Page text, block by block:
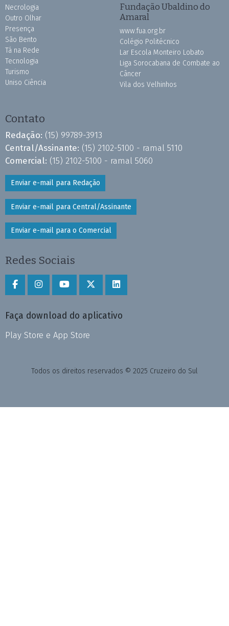
Necrologia
Outro Olhar
Presença
São Bento
Tá na Rede
Tecnologia
Turismo
Uniso Ciência
Fundação Ubaldino do
Amaral
www.fua.org.br
Colégio Politécnico
Lar Escola Monteiro Lobato
Liga Sorocabana de Combate ao
Câncer
Vila dos Velhinhos
Contato
Redação: (15) 99789-3913
Central/Assinante: (15) 2102-5100 - ramal 5110
Comercial: (15) 2102-5100 - ramal 5060
Enviar e-mail para Redação
Enviar e-mail para Central/Assinante
Enviar e-mail para o Comercial
Redes Sociais
Faça download do aplicativo
Play Store e App Store
Todos os direitos reservados © 2025 Cruzeiro do Sul